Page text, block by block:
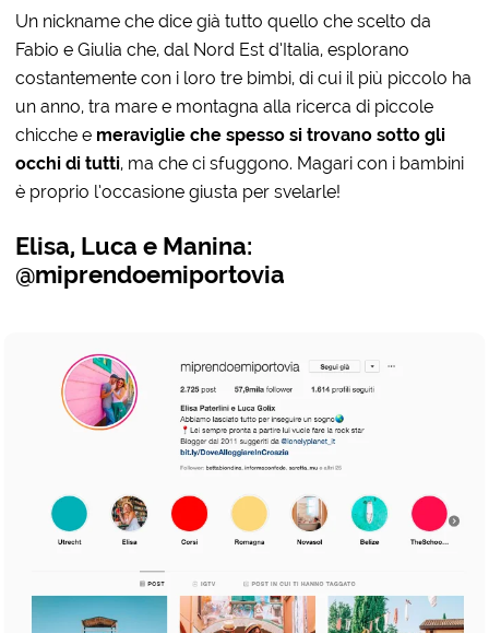
Un nickname che dice già tutto quello che scelto da
Fabio e Giulia che, dal Nord Est d’Italia, esplorano
costantemente con i loro tre bimbi, di cui il più piccolo ha
un anno, tra mare e montagna alla ricerca di piccole
chicche e meraviglie che spesso si trovano sotto gli
occhi di tutti, ma che ci sfuggono. Magari con i bambini
è proprio l’occasione giusta per svelarle!
Elisa, Luca e Manina:
@miprendoemiportovia